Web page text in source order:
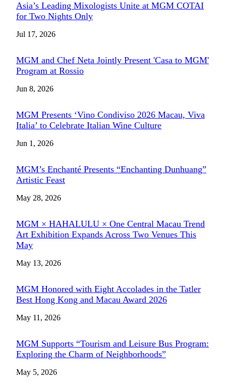
Asia’s Leading Mixologists Unite at MGM COTAI
for Two Nights Only
Jul 17, 2026
MGM and Chef Neta Jointly Present 'Casa to MGM'
Program at Rossio
Jun 8, 2026
MGM Presents ‘Vino Condiviso 2026 Macau, Viva
Italia’ to Celebrate Italian Wine Culture
Jun 1, 2026
MGM’s Enchanté Presents “Enchanting Dunhuang”
Artistic Feast
May 28, 2026
MGM × HAHALULU × One Central Macau Trend
Art Exhibition Expands Across Two Venues This
May
May 13, 2026
MGM Honored with Eight Accolades in the Tatler
Best Hong Kong and Macau Award 2026
May 11, 2026
MGM Supports “Tourism and Leisure Bus Program:
Exploring the Charm of Neighborhoods”
May 5, 2026